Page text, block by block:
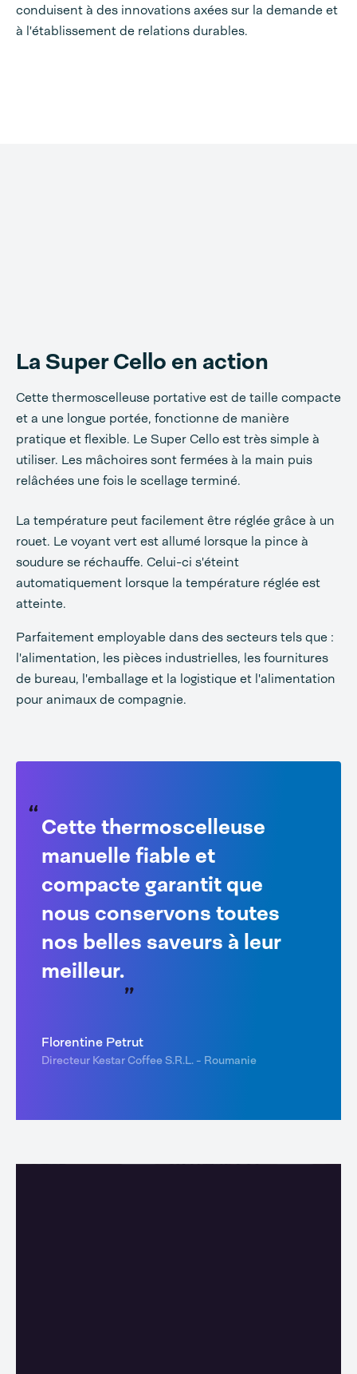
conduisent à des innovations axées sur la demande et
à l'établissement de relations durables.
La Super Cello en action
Cette thermoscelleuse portative est de taille compacte
et a une longue portée, fonctionne de manière
pratique et flexible. Le Super Cello est très simple à
utiliser. Les mâchoires sont fermées à la main puis
relâchées une fois le scellage terminé.
La température peut facilement être réglée grâce à un
rouet. Le voyant vert est allumé lorsque la pince à
soudure se réchauffe. Celui-ci s'éteint
automatiquement lorsque la température réglée est
atteinte.
Parfaitement employable dans des secteurs tels que :
l'alimentation, les pièces industrielles, les fournitures
de bureau, l'emballage et la logistique et l'alimentation
pour animaux de compagnie.
Cette thermoscelleuse
manuelle fiable et
compacte garantit que
nous conservons toutes
nos belles saveurs à leur
meilleur.
Florentine Petrut
Directeur Kestar Coffee S.R.L. - Roumanie